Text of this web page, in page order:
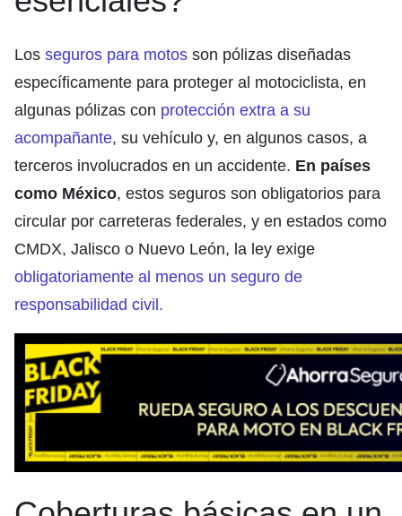
Los seguros para motos son pólizas diseñadas
específicamente para proteger al motociclista, en
algunas pólizas con protección extra a su
acompañante, su vehículo y, en algunos casos, a
terceros involucrados en un accidente. En países
como México, estos seguros son obligatorios para
circular por carreteras federales, y en estados como
CMDX, Jalisco o Nuevo León, la ley exige
obligatoriamente al menos un seguro de
responsabilidad civil.